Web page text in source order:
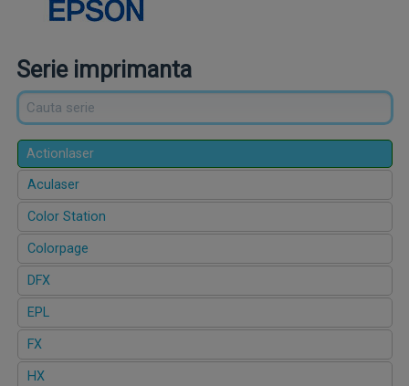
Serie imprimanta
Actionlaser
Aculaser
Color Station
Colorpage
DFX
EPL
FX
HX